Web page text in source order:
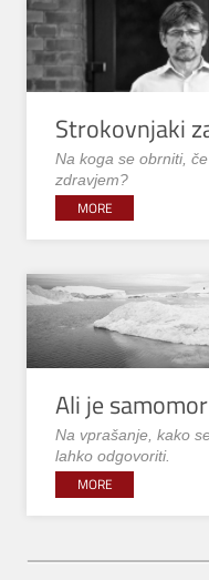
Strokovnjaki
Na koga se obrniti,
zdravjem?
MORE
Ali je
Na vprašanje, kako
lahko odgovoriti.
MORE